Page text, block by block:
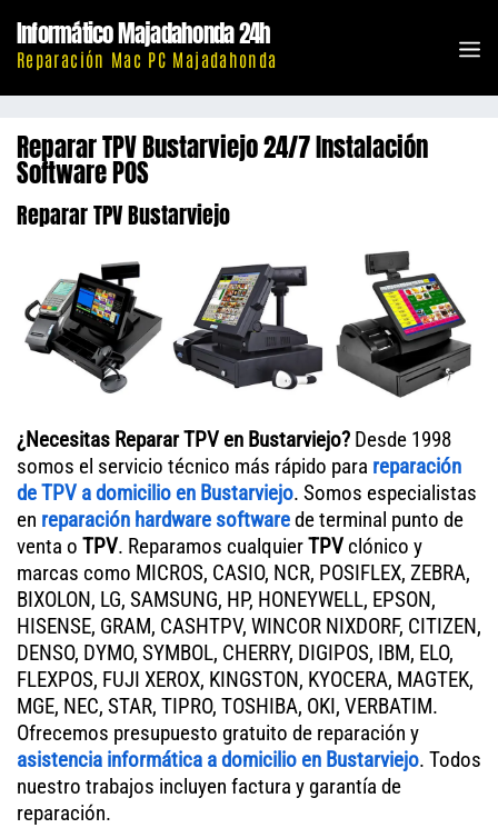
contenido
Informático Majadahonda 24h
Reparación Mac PC Majadahonda
Reparar TPV Bustarviejo 24/7 Instalación
Software POS
Reparar TPV Bustarviejo
¿Necesitas Reparar TPV en Bustarviejo? Desde 1998
somos el servicio técnico más rápido para reparación
deTPV a domicilio en Bustarviejo. Somos especialistas
en reparación hardware softwarede terminal punto de
venta o TPV. Reparamos cualquierTPV clónico y
marcas como MICROS, CASIO, NCR, POSIFLEX, ZEBRA,
BIXOLON, LG, SAMSUNG, HP, HONEYWELL, EPSON,
HISENSE, GRAM, CASHTPV, WINCOR NIXDORF, CITIZEN,
DENSO, DYMO, SYMBOL, CHERRY, DIGIPOS, IBM, ELO,
FLEXPOS, FUJI XEROX, KINGSTON, KYOCERA, MAGTEK,
MGE, NEC, STAR, TIPRO, TOSHIBA, OKI, VERBATIM.
Ofrecemos presupuesto gratuito de reparación y
asistencia informática a domicilio en Bustarviejo. Todos
nuestro trabajos incluyen factura y garantía de
reparación.